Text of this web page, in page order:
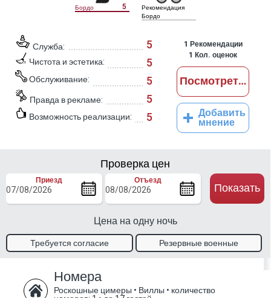
Бордо 5
Рекомендация
Бордо
Служба: 5
Чистота и эстетика: 5
Обслуживание: 5
Правда в рекламе: 5
Возможность реализации: 5
1 Рекомендации
1 Кол. оценок
Посмотреть
Добавить
мнение
Проверка цен
Приезд Отъезд
Цена на одну ночь
Показать
Требуется согласие
Резервные военные
Номера
Роскошные цимеры • Виллы • количество